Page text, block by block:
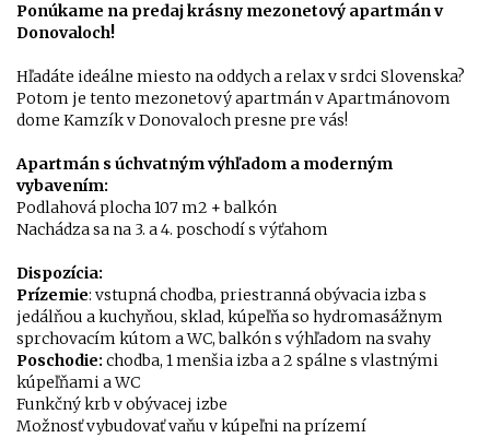
Ponúkame na predaj krásny mezonetový apartmán v
Donovaloch!
Hľadáte ideálne miesto na oddych a relax v srdci Slovenska?
Potom je tento mezonetový apartmán v Apartmánovom
dome Kamzík v Donovaloch presne pre vás!
Apartmán s úchvatným výhľadom a moderným
vybavením:
Podlahová plocha 107 m2 + balkón
Nachádza sa na 3. a 4. poschodí s výťahom
Dispozícia:
Prízemie: vstupná chodba, priestranná obývacia izba s
jedálňou a kuchyňou, sklad, kúpeľňa so hydromasážnym
sprchovacím kútom a WC, balkón s výhľadom na svahy
Poschodie: chodba, 1 menšia izba a 2 spálne s vlastnými
kúpeľňami a WC
Funkčný krb v obývacej izbe
Možnosť vybudovať vaňu v kúpeľni na prízemí